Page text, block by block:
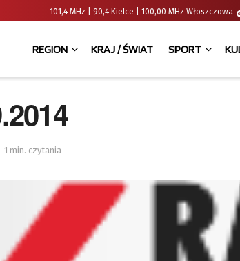
101,4 MHz | 90,4 Kielce | 100,00 MHz Włoszczowa
REGION KRAJ / ŚWIAT SPORT
1 min. czytania